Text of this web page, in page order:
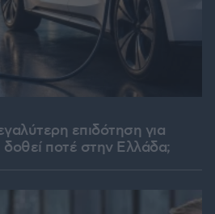
επιδότηση για
δοθεί ποτέ στην Ελλάδα;